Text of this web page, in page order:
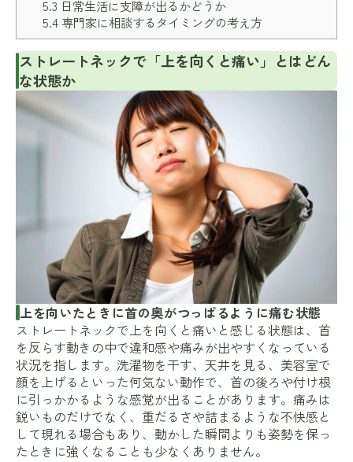
5.3 日常生活に支障が出るかどうか
5.4専門家に相談するタイミングの考え方
ストレートネックで「上を向くと痛い」とはどん
な状態か
上を向いたときに首の奥がつっぱるように痛む状態
ストレートネックで上を向くと痛いと感じる状態は、首
を反らす動きの中で違和感や痛みが出やすくなっている
状況を指します。洗濯物を干す、天井を見る、美容室で
顔を上げるといった何気ない動作で、首の後ろや付け根
に引っかかるような感覚が出ることがあります。痛みは
鋭いものだけでなく、重だるさや詰まるような不快感と
して現れる場合もあり、動かした瞬間よりも姿勢を保っ
たときに強くなることも少なくありません。